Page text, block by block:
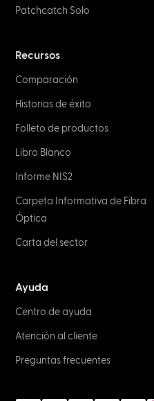
Patchcatch Solo
Recursos
Comparación
Historias de éxito
Folleto de productos
Libro Blanco
Informe NIS2
Carpeta Informativa de Fibra
Óptica
Carta del sector
Ayuda
Centro de ayuda
Atención al cliente
Preguntas frecuentes